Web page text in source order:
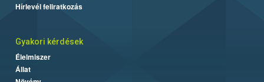
Hírlevél feliratkozás
Gyakori kérdések
Élelmiszer
Állat